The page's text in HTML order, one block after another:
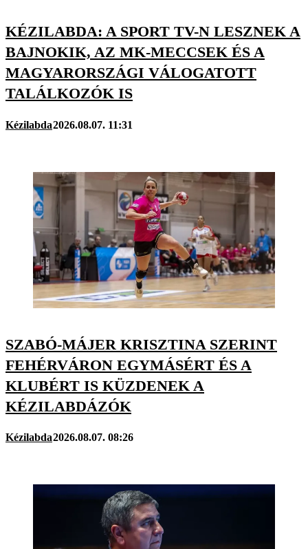
KÉZILABDA: A SPORT TV-N LESZNEK A
BAJNOKIK, AZ MK-MECCSEK ÉS A
MAGYARORSZÁGI VÁLOGATOTT
TALÁLKOZÓK IS
Kézilabda2026.08.07. 11:31
SZABÓ-MÁJER KRISZTINA SZERINT
FEHÉRVÁRON EGYMÁSÉRT ÉS A
KLUBÉRT IS KÜZDENEK A
KÉZILABDÁZÓK
Kézilabda2026.08.07. 08:26